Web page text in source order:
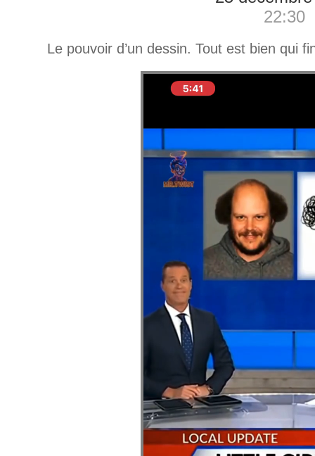
22:30
Le pouvoir d’un dessin. Tout est bien qui